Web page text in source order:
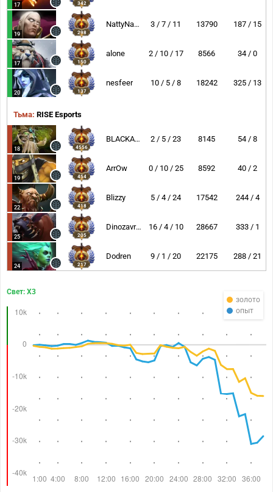
17 342
19 298
NattyNarwhal 3 / 7 / 11 13790 187 / 15
17 150
alone 2 / 10 / 17 8566 34 / 0
20 137
nesfeer 10 / 5 / 8 18242 325 / 13
Тьма: RISE Esports
18 4556
BLACKARXANGEL 2 / 5 / 23 8145 54 / 8
19 454
ArrOw 0 / 10 / 25 8592 40 / 2
22 418
Blizzy 5 / 4 / 24 17542 244 / 4
25 205
Dinozavrik 16 / 4 / 10 28667 333 / 1
24 217
Dodren 9 / 1 / 20 22175 288 / 21
золото
опыт
Свет: X3